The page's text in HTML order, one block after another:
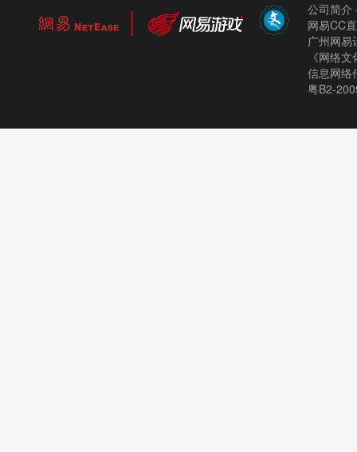
公司简介
网易CC
广州网
《网络
信息网络
粤B2-